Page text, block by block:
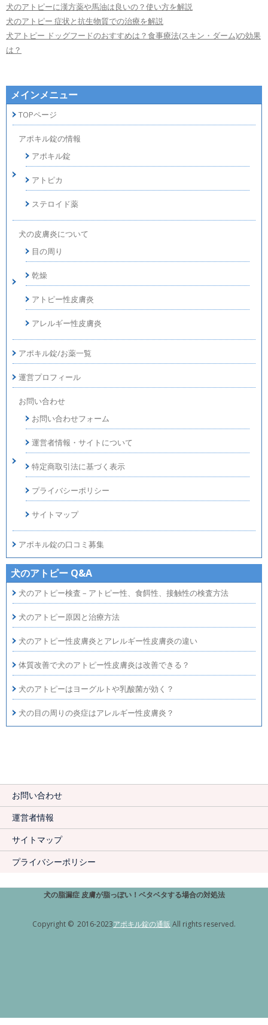
犬のアトピーに漢方薬や馬油は良いの？使い方を解説
犬のアトピー 症状と抗生物質での治療を解説
犬アトピー ドッグフードのおすすめは？食事療法(スキン・ダーム)の効果
は？
メインメニュー
TOPページ
アポキル錠の情報
アポキル錠
アトピカ
ステロイド薬
犬の皮膚炎について
目の周り
乾燥
アトピー性皮膚炎
アレルギー性皮膚炎
アポキル錠/お薬一覧
運営プロフィール
お問い合わせ
お問い合わせフォーム
運営者情報・サイトについて
特定商取引法に基づく表示
プライバシーポリシー
サイトマップ
アポキル錠の口コミ募集
犬のアトピー Q&A
犬のアトピー検査 – アトピー性、食餌性、接触性の検査方法
犬のアトピー原因と治療方法
犬のアトピー性皮膚炎とアレルギー性皮膚炎の違い
体質改善で犬のアトピー性皮膚炎は改善できる？
犬のアトピーはヨーグルトや乳酸菌が効く？
犬の目の周りの炎症はアレルギー性皮膚炎？
お問い合わせ
運営者情報
サイトマップ
プライバシーポリシー
犬の脂漏症 皮膚が脂っぽい！ベタベタする場合の対処法
Copyright © 2016-2023アポキル錠の通販 All rights reserved.